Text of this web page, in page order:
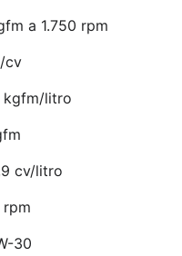
a 1.750 rpm
cv
kgfm/litro
cv/litro
30